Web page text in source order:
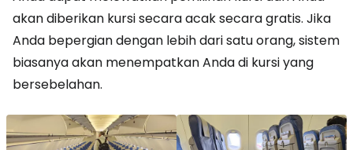
akan diberikan kursi secara acak secara gratis. Jika
Anda bepergian dengan lebih dari satu orang, sistem
biasanya akan menempatkan Anda di kursi yang
bersebelahan.